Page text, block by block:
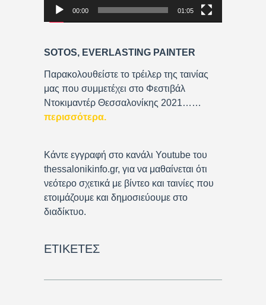
e
r
00:00 01:05
SOTOS, EVERLASTING PAINTER
Παρακολουθείστε το τρέιλερ της ταινίας
μας που συμμετέχει στο Φεστιβάλ
Ντοκιμαντέρ Θεσσαλονίκης 2021……
περισσότερα.
Κάντε εγγραφή στο κανάλι Youtube του
thessalonikinfo.gr, για να μαθαίνεται ότι
νεότερο σχετικά με βίντεο και ταινίες που
ετοιμάζουμε και δημοσιεύουμε στο
διαδίκτυο.
ΕΤΙΚΈΤΕΣ